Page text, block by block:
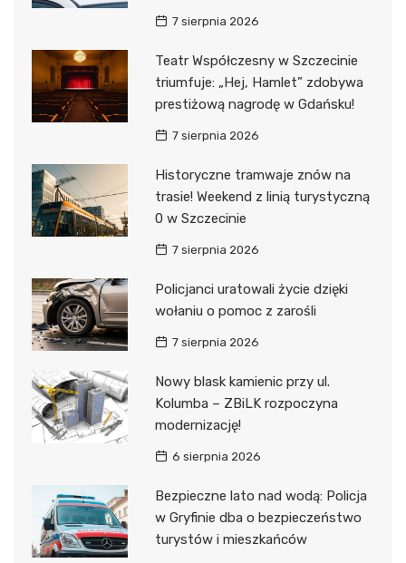
7 sierpnia 2026
Teatr Współczesny w Szczecinie
triumfuje: „Hej, Hamlet” zdobywa
prestiżową nagrodę w Gdańsku!
7 sierpnia 2026
Historyczne tramwaje znów na
trasie! Weekend z linią turystyczną
0 w Szczecinie
7 sierpnia 2026
Policjanci uratowali życie dzięki
wołaniu o pomoc z zarośli
7 sierpnia 2026
Nowy blask kamienic przy ul.
Kolumba – ZBiLK rozpoczyna
modernizację!
6 sierpnia 2026
Bezpieczne lato nad wodą: Policja
w Gryfinie dba o bezpieczeństwo
turystów i mieszkańców